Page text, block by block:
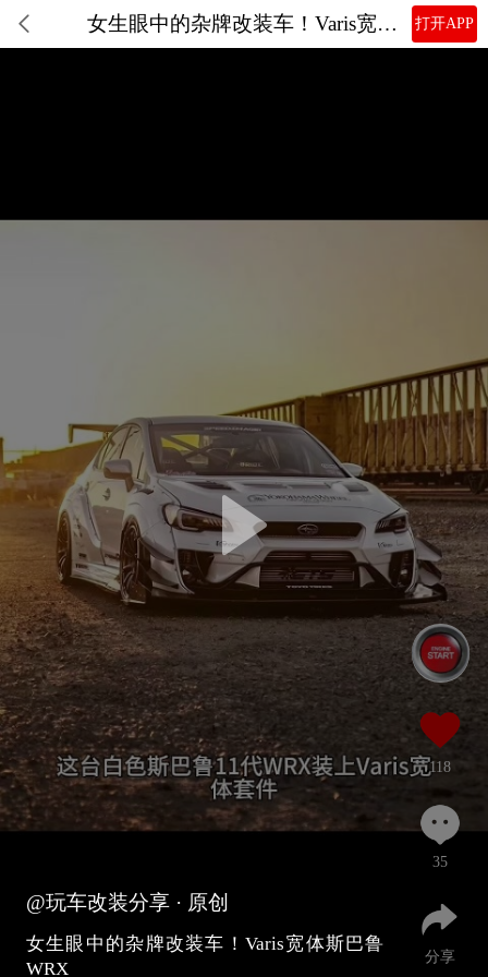
女生眼中的杂牌改装车！Varis宽体斯巴鲁WRX 打开APP
@玩车改装分享· 原创
女生眼中的杂牌改装车！Varis宽体斯巴鲁
WRX
118
35
分享